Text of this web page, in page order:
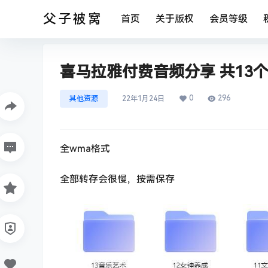
父子被窝 首页 关于版权 会员等级
喜马拉雅付费音频分享 共13
其他资源 22年1月24日 0 296
全wma格式
全部转存会很慢，按需保存